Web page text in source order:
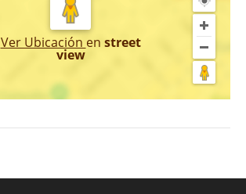
Ver Ubicación en street
view